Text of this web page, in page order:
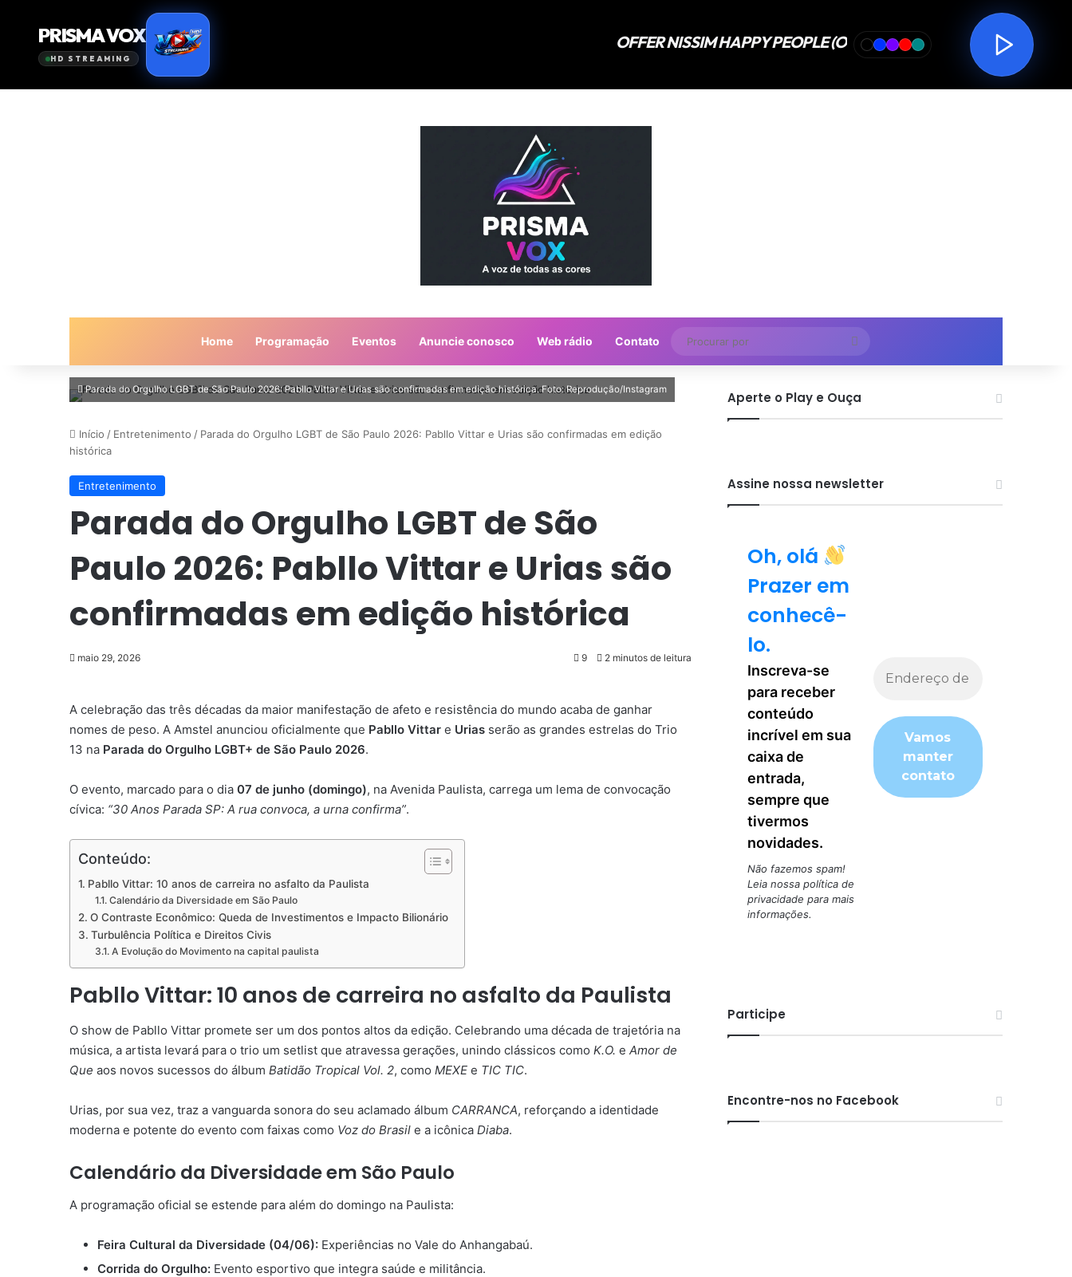
Home Programação Eventos Anuncie conosco Web rádio Contato
por
Parada do Orgulho LGBT de São Paulo 2026: Pabllo Vittar e Urias são confirmadas em edição histórica. Foto: Reprodução/Instagram
Início / Entretenimento / Parada do Orgulho LGBT de São Paulo 2026: Pabllo Vittar e Urias são confirmadas em edição
histórica
Entretenimento
Parada do Orgulho LGBT de São
Paulo 2026: Pabllo Vittar e Urias são
confirmadas em edição histórica
maio 29, 2026 9 2 minutos de leitura
A celebração das três décadas da maior manifestação de afeto e resistência do mundo acaba de ganhar
nomes de peso. A Amstel anunciou oficialmente que Pabllo Vittar e Urias serão as grandes estrelas do Trio
13 na Parada do Orgulho LGBT+ de São Paulo 2026.
O evento, marcado para o dia 07 de junho (domingo), na Avenida Paulista, carrega um lema de convocação
cívica: “30 Anos Parada SP: A rua convoca, a urna confirma”.
Conteúdo:
Pabllo Vittar: 10 anos de carreira no asfalto da Paulista
Calendário da Diversidade em São Paulo
O Contraste Econômico: Queda de Investimentos e Impacto Bilionário
Turbulência Política e Direitos Civis
A Evolução do Movimento na capital paulista
Pabllo Vittar: 10 anos de carreira no asfalto da Paulista
O show de Pabllo Vittar promete ser um dos pontos altos da edição. Celebrando uma década de trajetória na
música, a artista levará para o trio um setlist que atravessa gerações, unindo clássicos como K.O. e Amor de
Que aos novos sucessos do álbum Batidão Tropical Vol. 2, como MEXE e TIC TIC.
Urias, por sua vez, traz a vanguarda sonora do seu aclamado álbum CARRANCA, reforçando a identidade
moderna e potente do evento com faixas como Voz do Brasil e a icônica Diaba.
Calendário da Diversidade em São Paulo
A programação oficial se estende para além do domingo na Paulista:
Feira Cultural da Diversidade (04/06): Experiências no Vale do Anhangabaú.
Corrida do Orgulho: Evento esportivo que integra saúde e militância.
Aperte o Play e Ouça
Assine nossa newsletter
Oh, olá
Prazer em
conhecê-
lo.
Inscreva-se
para receber
conteúdo
incrível em sua
caixa de
entrada,
sempre que
tivermos
novidades.
Não fazemos spam!
Leia nossapolítica de
privacidade para mais
informações.
Participe
Encontre-nos no Facebook